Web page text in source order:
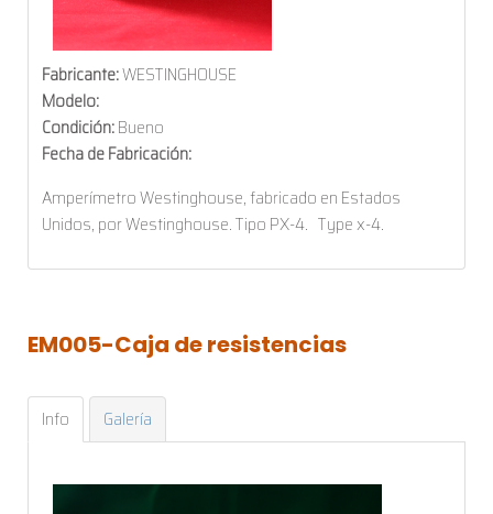
Fabricante:WESTINGHOUSE
Modelo:
Condición:Bueno
Fecha de Fabricación:
Amperímetro Westinghouse, fabricado en Estados
Unidos, por Westinghouse. Tipo PX-4. Type x-4.
EM005-Caja deresistencias
Info Galería